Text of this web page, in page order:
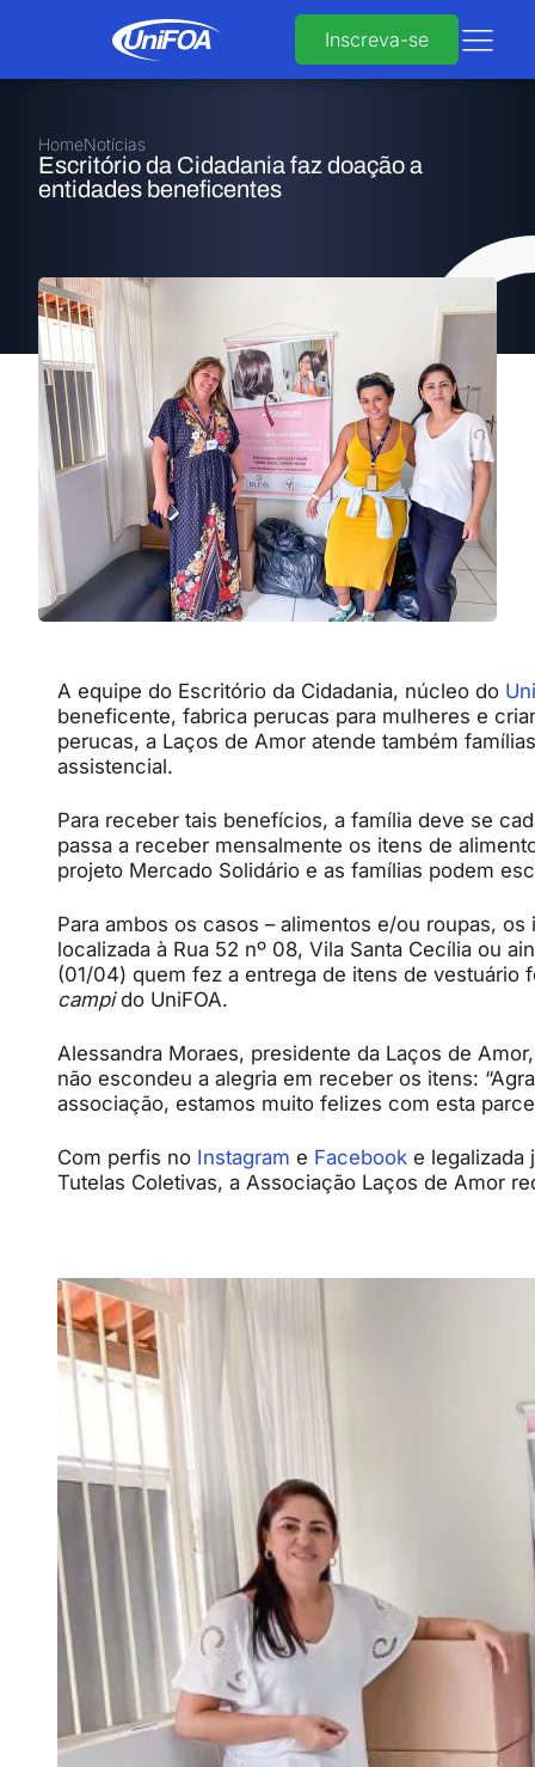
Inscreva-se
HomeNotícias
Escritório da Cidadania faz doação a
entidades beneficentes
A equipe do Escritório da Cidadania, núcleo do
beneficente, fabrica perucas para mulheres e
perucas, a Laços de Amor atende também
assistencial.
Para receber tais benefícios, a família deve se
passa a receber mensalmente os itens de
projeto Mercado Solidário e as famílias podem
Para ambos os casos – alimentos e/ou roupas,
localizada à Rua 52 nº 08, Vila Santa Cecília ou
(01/04) quem fez a entrega de itens de vestuário
campido UniFOA.
Alessandra Moraes, presidente da Laços de
não escondeu a alegria em receber os itens:
associação, estamos muito felizes com esta
Com perfis no Instagram e Facebook e legalizada
Tutelas Coletivas, a Associação Laços de Amor